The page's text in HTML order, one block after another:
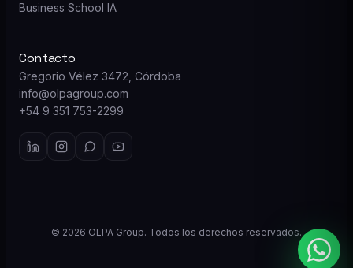
Business School IA
Contacto
Gregorio Vélez 3472, Córdoba
info@olpagroup.com
+54 9 351 753-2299
© 2026 OLPA Group. Todos los derechos reservados.